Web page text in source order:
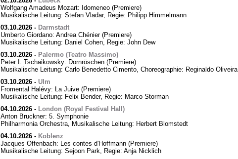
Wolfgang Amadeus Mozart: Idomeneo (Premiere)
Musikalische Leitung: Stefan Vladar, Regie: Philipp Himmelmann
03.10.2026- Darmstadt
Umberto Giordano: Andrea Chénier (Premiere)
Musikalische Leitung: Daniel Cohen, Regie: John Dew
03.10.2026- Palermo (Teatro Massimo)
Peter I. Tschaikowsky: Dornröschen (Premiere)
Musikalische Leitung: Carlo Benedetto Cimento, Choreographie: Reginaldo Oliveira
03.10.2026- Ulm
Fromental Halévy: La Juive (Premiere)
Musikalische Leitung: Felix Bender, Regie: Marco Storman
04.10.2026- London (Royal Festival Hall)
Anton Bruckner: 5. Symphonie
Philharmonia Orchestra, Musikalische Leitung: Herbert Blomstedt
04.10.2026- Koblenz
Jacques Offenbach: Les contes d'Hoffmann (Premiere)
Musikalische Leitung: Sejoon Park, Regie: Anja Nicklich